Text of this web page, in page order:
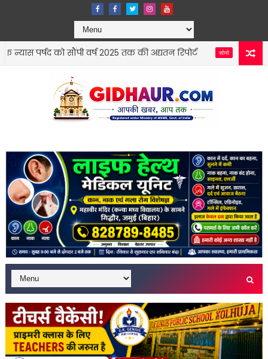
को सौंपी वर्ष 2025 तक की अद्यतन रिपोर्ट सोनो सोनो में दौड़